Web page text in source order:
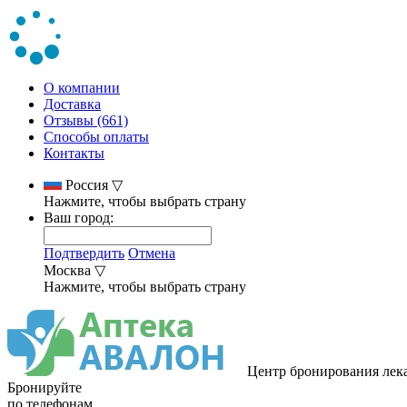
О компании
Доставка
Отзывы (661)
Способы оплаты
Контакты
Россия ▽
Нажмите, чтобы выбрать страну
Ваш город:
Подтвердить Отмена
Москва ▽
Нажмите, чтобы выбрать страну
Центр бронирования
Бронируйте
по телефонам